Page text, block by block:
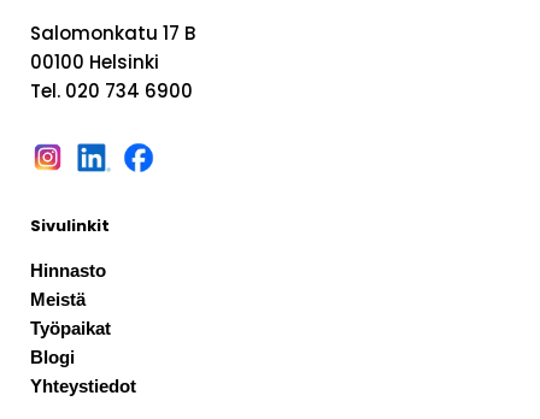
Salomonkatu 17 B
00100 Helsinki
Tel. 020 734 6900
Sivulinkit
Hinnasto
Meistä
Työpaikat
Blogi
Yhteystiedot